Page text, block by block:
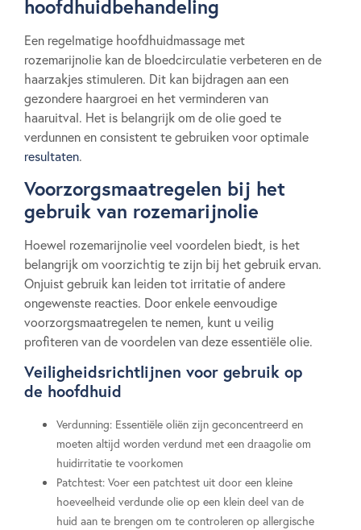
hoofdhuidbehandeling
Een regelmatige hoofdhuidmassage met
rozemarijnolie kan de bloedcirculatie verbeteren en de
haarzakjes stimuleren. Dit kan bijdragen aan een
gezondere haargroei en het verminderen van
haaruitval. Het is belangrijk om de olie goed te
verdunnen en consistent te gebruiken voor optimale
resultaten.
Voorzorgsmaatregelen bij het
gebruik van rozemarijnolie
Hoewel rozemarijnolie veel voordelen biedt, is het
belangrijk om voorzichtig te zijn bij het gebruik ervan.
Onjuist gebruik kan leiden tot irritatie of andere
ongewenste reacties. Door enkele eenvoudige
voorzorgsmaatregelen te nemen, kunt u veilig
profiteren van de voordelen van deze essentiële olie.
Veiligheidsrichtlijnen voor gebruik op
de hoofdhuid
Verdunning: Essentiële oliën zijn geconcentreerd en
moeten altijd worden verdund met een draagolie om
huidirritatie te voorkomen
Patchtest: Voer een patchtest uit door een kleine
hoeveelheid verdunde olie op een klein deel van de
huid aan te brengen om te controleren op allergische